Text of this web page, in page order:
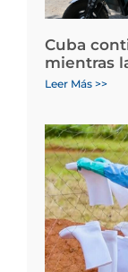
Cuba
mientras
Leer Más >>